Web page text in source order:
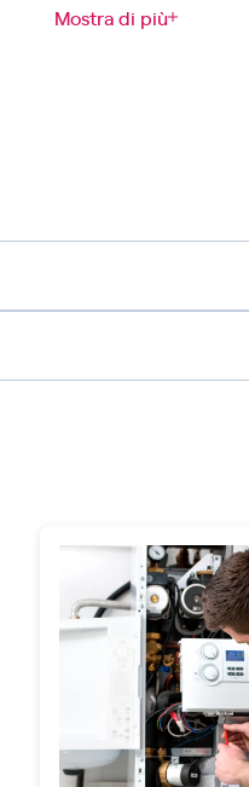
Mostra di più